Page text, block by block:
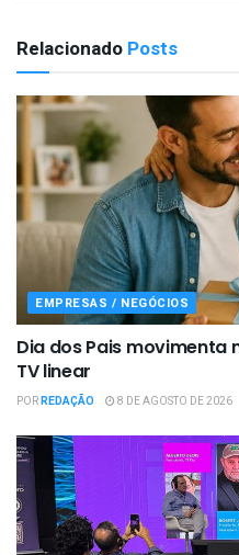
Relacionado Posts
EMPRESAS / NEGÓCIOS
Dia dos Pais movimenta
TV linear
PORREDAÇÃO 8 DE AGOSTO DE 2026